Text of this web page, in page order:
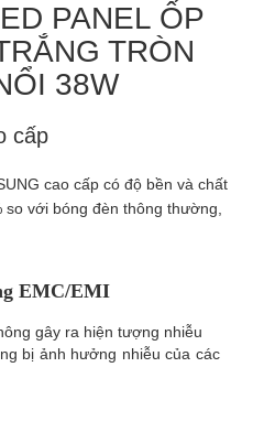
PANEL ỐP
TRÒN
38W
cấp
cao cấp có độ bền và chất
so với bóng đèn thông thường,
EMC/EMI
gây ra hiện tượng nhiễu
bị ảnh hưởng nhiễu của các